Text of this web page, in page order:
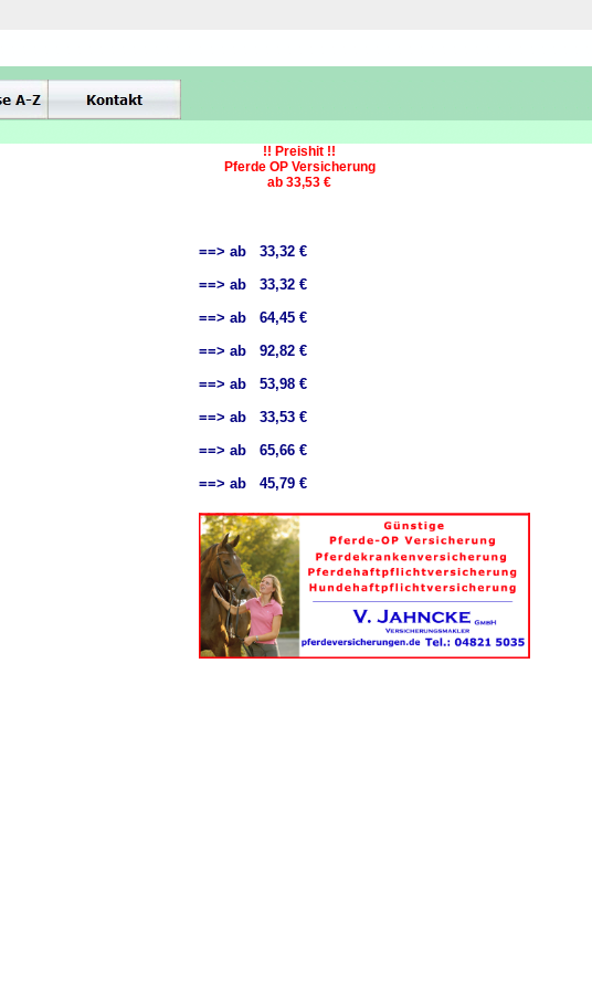
==> ab 33,32 €
==> ab 33,32 €
==> ab 64,45 €
==> ab 92,82 €
==> ab 53,98 €
==> ab 33,53 €
==> ab 65,66 €
==> ab 45,79 €
!! Preishit !!
Pferde OP Versicherung
ab 33,53 €